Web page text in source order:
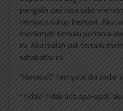
pengalih dari rasa sakit
ternyata cukup berhasil. Aku
menikmati sensasi pertama
ini. Aku malah jadi tertarik
sahabatku ini.
“Kenapa?” ternyata dia sadar
“Tidak! Tidak ada apa-apa!”